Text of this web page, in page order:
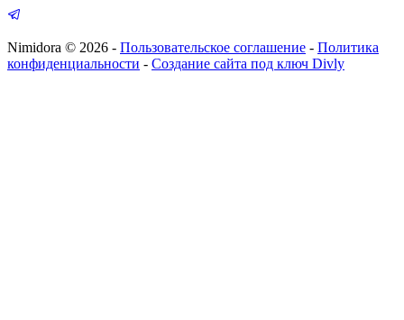
Nimidora © 2026 - Пользовательское соглашение - Политика
конфиденциальности - Создание сайта под ключ Divly